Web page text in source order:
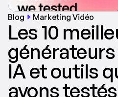
Blog Marketing Vidéo
Les 10
générateurs
IA et outils
avons